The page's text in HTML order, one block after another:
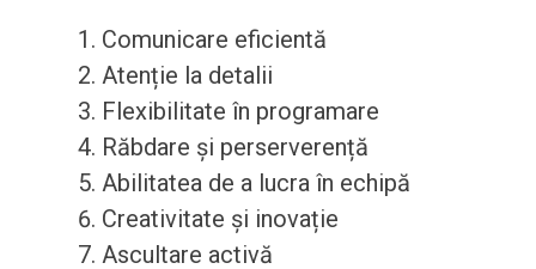
Comunicare eficientă
Atenție la detalii
Flexibilitate în programare
Răbdare și perserverență
Abilitatea de a lucra în echipă
Creativitate și inovație
Ascultare activă